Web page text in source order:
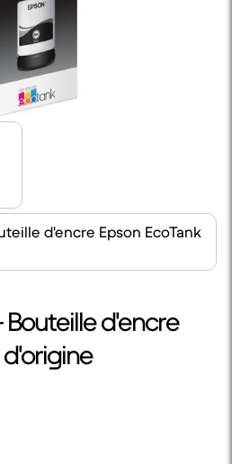
Bouteille d'encre
d'origine